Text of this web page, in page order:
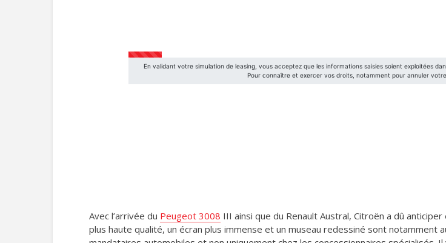
Avec l’arrivée du Peugeot 3008 III ainsi que du Renault Austral, Citroën a dû
plus haute qualité, un écran plus immense et un museau redessiné sont notamment